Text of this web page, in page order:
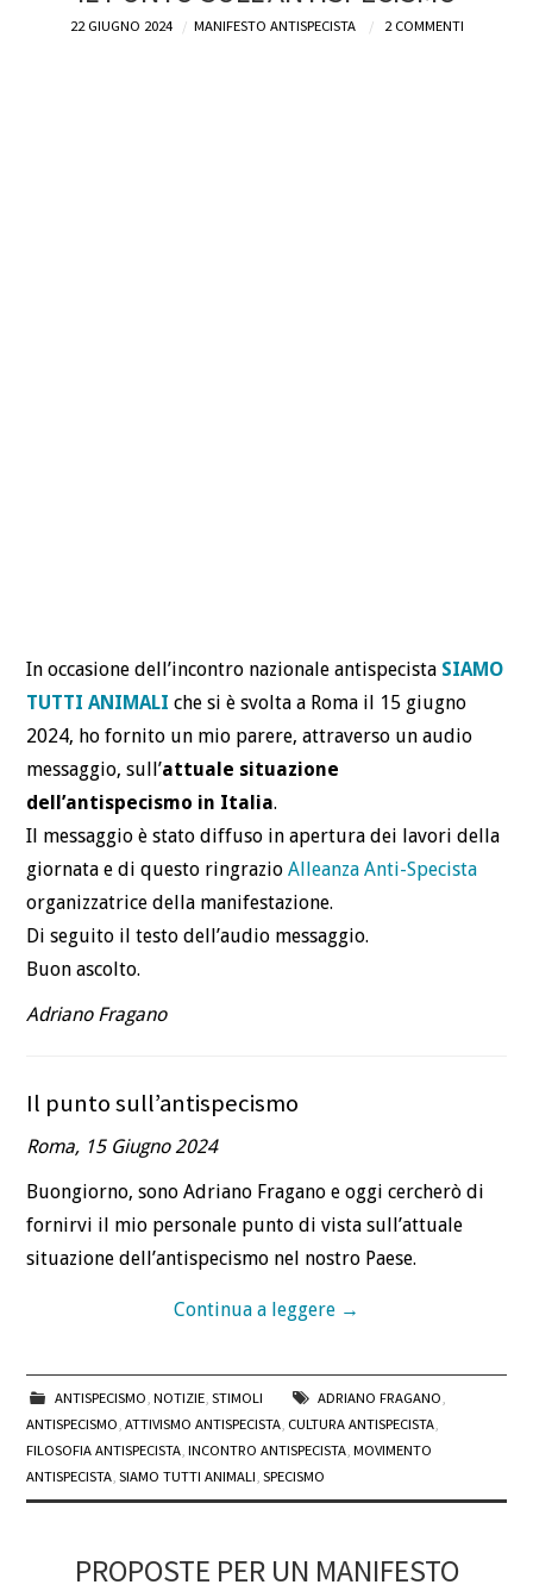
22 GIUGNO 2024 MANIFESTO ANTISPECISTA 2 COMMENTI
In occasione dell’incontro nazionale antispecista SIAMO
TUTTI ANIMALI che si è svolta a Roma il 15 giugno
2024, ho fornito un mio parere, attraverso un audio
messaggio, sull’attuale situazione
dell’antispecismo in Italia.
Il messaggio è stato diffuso in apertura dei lavori della
giornata e di questo ringrazioAlleanza Anti-Specista
organizzatrice della manifestazione.
Di seguito il testo dell’audio messaggio.
Buon ascolto.
Adriano Fragano
Il punto sull’antispecismo
Roma, 15 Giugno 2024
Buongiorno, sono Adriano Fragano e oggi cercherò di
fornirvi il mio personale punto di vista sull’attuale
situazione dell’antispecismo nel nostro Paese.
Continua a leggere →
ANTISPECISMO NOTIZIE, STIMOLI ADRIANO FRAGANO
ANTISPECISMO ,ATTIVISMO ANTISPECISTA CULTURA ANTISPECISTA
FILOSOFIA ANTISPECISTA ,INCONTRO ANTISPECISTA ,MOVIMENTO
ANTISPECISTA ,SIAMO TUTTI ANIMALI ,SPECISMO
PROPOSTE PER UN MANIFESTO